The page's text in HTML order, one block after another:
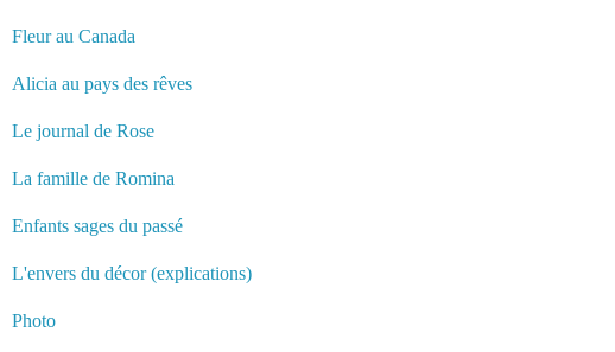
Fleur au Canada
Alicia au pays des rêves
Le journal de Rose
La famille de Romina
Enfants sages du passé
L'envers du décor (explications)
Photo